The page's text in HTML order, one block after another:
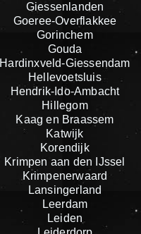
Giessenlanden
Goeree-Overflakkee
Gorinchem
Gouda
Hardinxveld-Giessendam
Hellevoetsluis
Hendrik-Ido-Ambacht
Hillegom
Kaag en Braassem
Katwijk
Korendijk
Krimpen aan den IJssel
Krimpenerwaard
Lansingerland
Leerdam
Leiden